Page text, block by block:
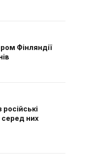
Фінляндії
серед них